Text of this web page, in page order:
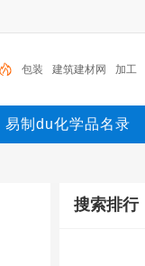
包装 建筑建材网 加工
模块 测量 环保设备 网
易制du化学品名录
搜索排行